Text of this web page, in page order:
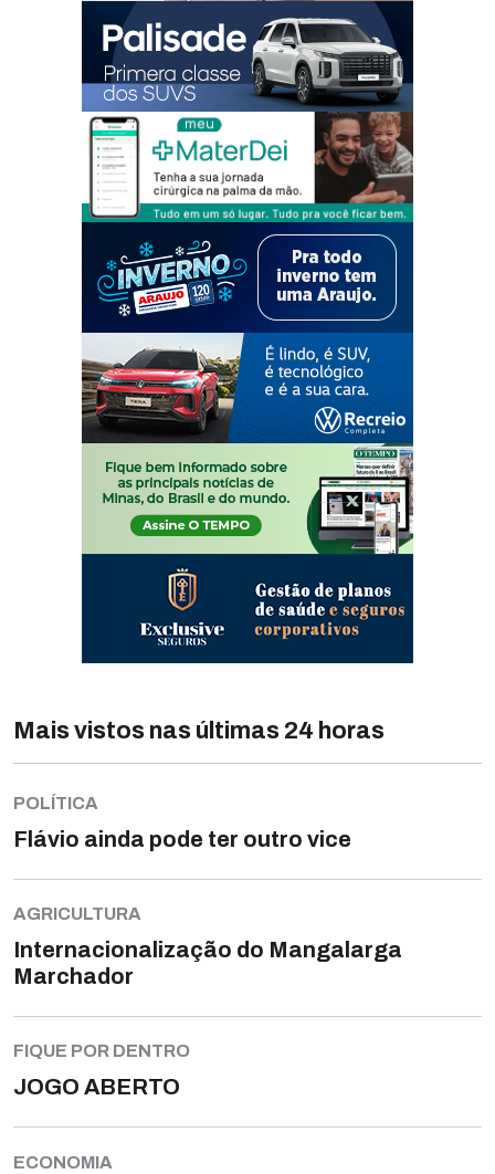
Mais vistos nas últimas 24 horas
POLÍTICA
Flávio ainda pode ter outro vice
AGRICULTURA
Internacionalização do Mangalarga
Marchador
FIQUE POR DENTRO
JOGO ABERTO
ECONOMIA